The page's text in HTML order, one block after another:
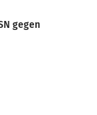
gegen